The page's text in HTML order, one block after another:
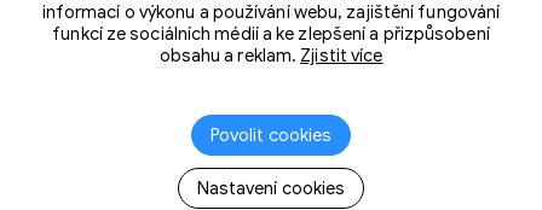
informací o výkonu a používání webu, zajištění fungování
funkcí ze sociálních médií a ke zlepšení a přizpůsobení
obsahu a reklam. Zjistit více
Povolit cookies
Nastavení cookies